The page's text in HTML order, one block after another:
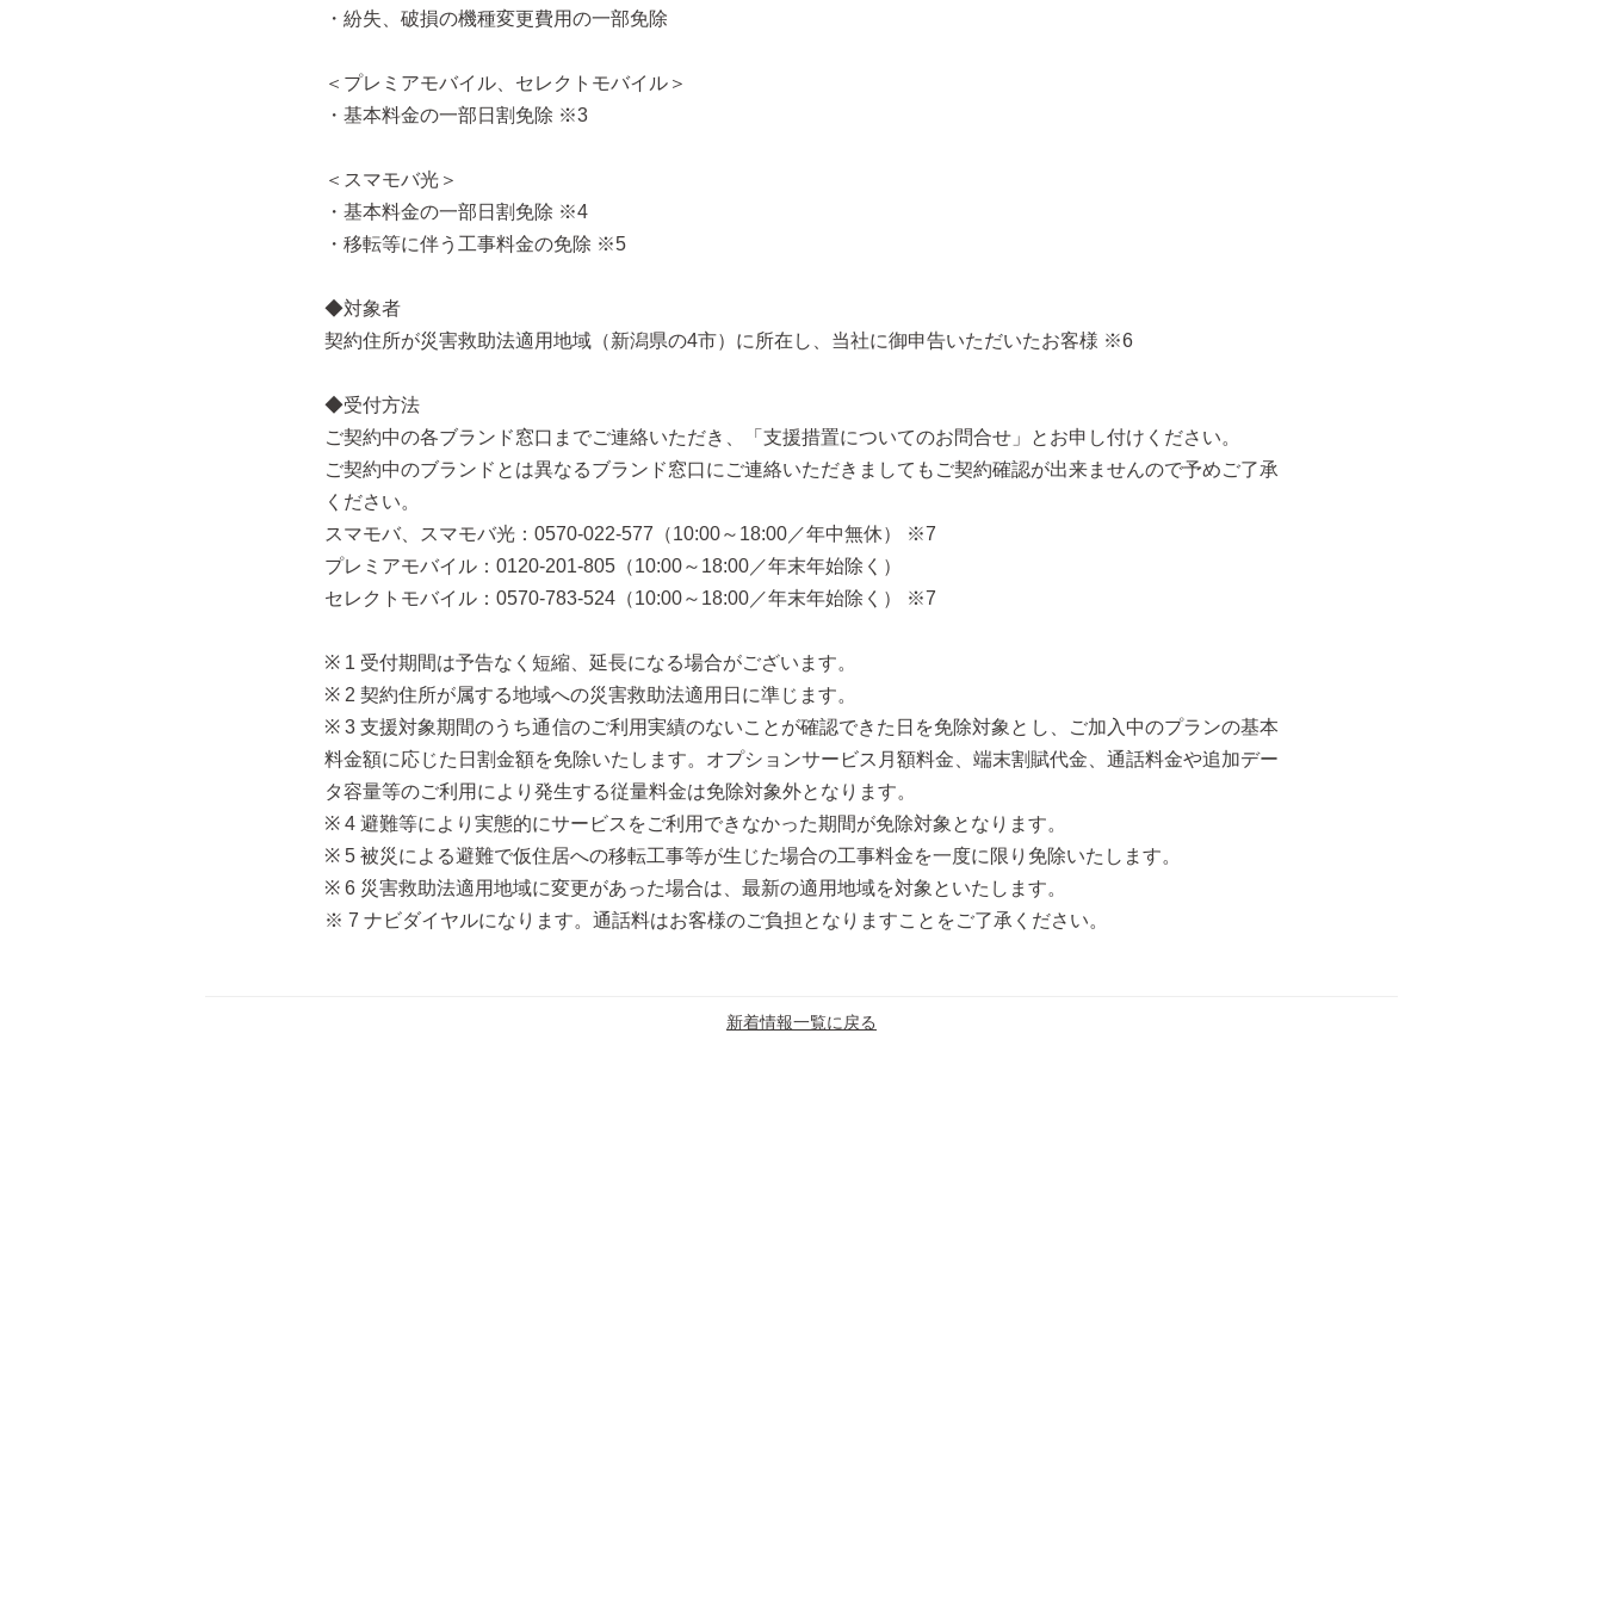
・紛失、破損の機種変更費用の一部免除
＜プレミアモバイル、セレクトモバイル＞
・基本料金の一部日割免除 ※3
＜スマモバ光＞
・基本料金の一部日割免除 ※4
・移転等に伴う工事料金の免除 ※5
◆対象者
契約住所が災害救助法適用地域（新潟県の4市）に所在し、当社に御申告いただいたお客様 ※6
◆受付方法
ご契約中の各ブランド窓口までご連絡いただき、「支援措置についてのお問合せ」とお申し付けください。
ご契約中のブランドとは異なるブランド窓口にご連絡いただきましてもご契約確認が出来ませんので予めご了承
ください。
スマモバ、スマモバ光：0570-022-577（10:00～18:00／年中無休） ※7
プレミアモバイル：0120-201-805（10:00～18:00／年末年始除く）
セレクトモバイル：0570-783-524（10:00～18:00／年末年始除く） ※7
※ 1 受付期間は予告なく短縮、延長になる場合がございます。
※ 2 契約住所が属する地域への災害救助法適用日に準じます。
※ 3 支援対象期間のうち通信のご利用実績のないことが確認できた日を免除対象とし、ご加入中のプランの基本
料金額に応じた日割金額を免除いたします。オプションサービス月額料金、端末割賦代金、通話料金や追加デー
タ容量等のご利用により発生する従量料金は免除対象外となります。
※ 4 避難等により実態的にサービスをご利用できなかった期間が免除対象となります。
※ 5 被災による避難で仮住居への移転工事等が生じた場合の工事料金を一度に限り免除いたします。
※ 6 災害救助法適用地域に変更があった場合は、最新の適用地域を対象といたします。
※ 7 ナビダイヤルになります。通話料はお客様のご負担となりますことをご了承ください。
新着情報一覧に戻る